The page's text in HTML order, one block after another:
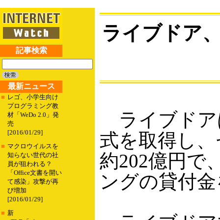
記事検索
最新ニュース
■ レゴ、小学生向け
プログラミング教
材「WeDo 2.0」発
売
[2016/01/29]
■ マクロウイルスを
知らない世代の社
員が狙われる？
「Office文書を開い
て感染」攻撃が再
び増加
[2016/01/29]
■ 新
ライブドア
ライブドア
式を取得し
約202億円で
ングの貸付